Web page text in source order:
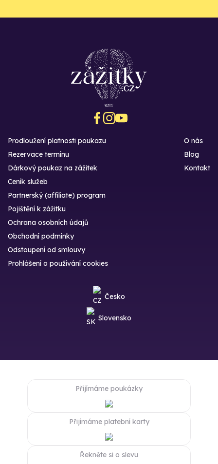
Prodloužení platnosti poukazu
Rezervace termínu
Dárkový poukaz na zážitek
O nás
Blog
Kontakt
Ceník služeb
Partnerský (affiliate) program
Pojištění k zážitku
Ochrana osobních údajů
Obchodní podmínky
Odstoupení od smlouvy
Prohlášení o používání cookies
Česko
Slovensko
Přijímáme poukázky
Přijímáme platební karty
Řekněte si o slevu